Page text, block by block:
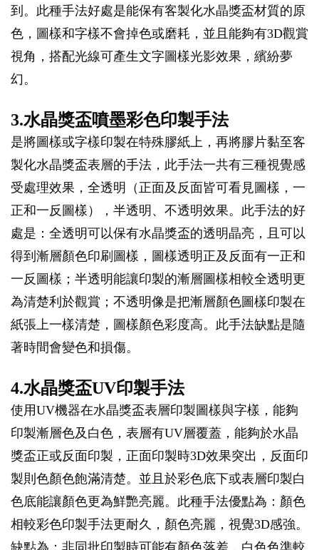
到。此種手法好處是能保有客製化水晶獎盃材質的原
色，圖樣和字樣不會掉色或磨耗，並且能夠有3D觀賞
視角，搭配光線可產生文字圖樣光影效果，繽紛夢
幻。
3.水晶獎盃噴墨彩色印製手法
是將圖樣或字樣印製在特殊膠紙上，再將膠片黏至客
製化水晶獎盃表層的手法，此手法一共有三種視覺感
受處理效果，全透明（正面及反面皆可看見圖樣，一
正和一反圖樣），半透明、不透明效果。此手法的好
處是：全透明可以保有水晶獎盃的透明晶亮，且可以
得到漸層顏色印刷圖樣，圖樣透明正及反面有一正和
一反圖樣；半透明能讓印製的漸層圖樣相較全透明更
為清楚利於觀賞；不透明像是把漸層顏色圖樣印製在
紙張上一樣清楚，圖樣顏色彩度高。此手法缺點是隨
著時間會變色和損傷。
4.水晶獎盃UV印製手法
使用UV機器在水晶獎盃表層印製圖樣與字樣，能夠
印製漸層色及白色，表層有UV層覆蓋，能夠於水晶
獎盃正或反面印製，正面印製時3D效果突出，反面印
製則色顏色飽滿清楚。並且於彩色底下或表層印製白
色底能讓顏色更為鮮艷亮麗。此種手法優點為：顏色
相較彩色印製手法更耐久，顏色亮麗，視覺3D感強。
缺點為：非同批印製時可能有顏色落差，白色色準較